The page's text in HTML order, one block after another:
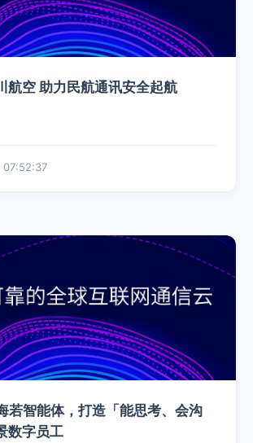
航空 助力民航通讯安全起航
07:52:37
若智能体，打造「能思考、会沟
数字员工